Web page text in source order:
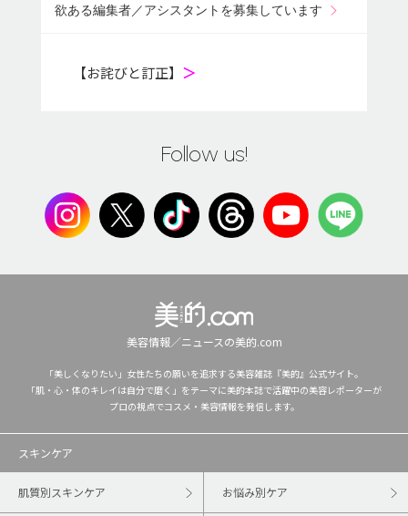
欲ある編集者／アシスタントを募集しています
【お詫びと訂正】 ＞
Follow us!
美容情報／ニュースの美的.com
「美しくなりたい」女性たちの願いを追求する美容雑誌『美的』公式サイト。
「肌・心・体のキレイは自分で磨く」をテーマに美的本誌で活躍中の美容レポーターが
プロの視点でコスメ・美容情報を発信します。
スキンケア
肌質別スキンケア お悩み別ケア